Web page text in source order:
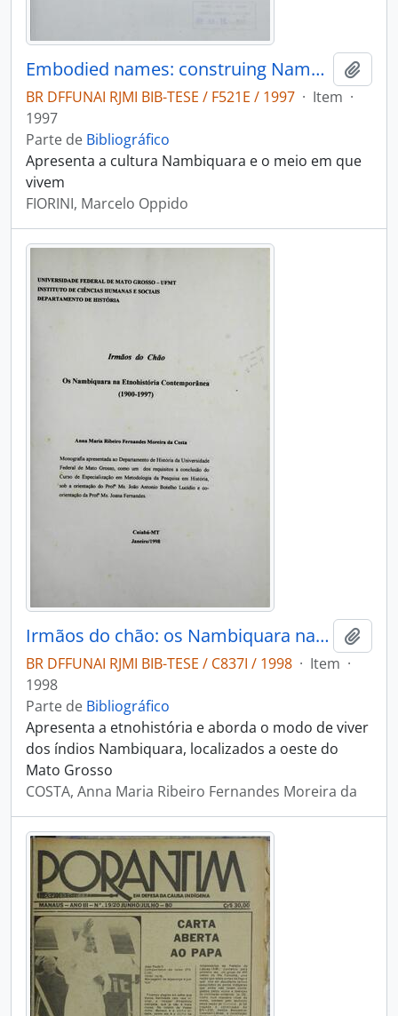
Embodied names: construing Nambiquara personhood through naming practices
BR DFFUNAI RJMI BIB-TESE / F521E / 1997 · Item ·
1997
Parte de Bibliográfico
Apresenta a cultura Nambiquara e o meio em que
vivem
FIORINI, Marcelo Oppido
Irmãos do chão: os Nambiquara na etnohistória contemporanea (1900-1997)
BR DFFUNAI RJMI BIB-TESE / C837I / 1998 · Item ·
1998
Parte de Bibliográfico
Apresenta a etnohistória e aborda o modo de viver
dos índios Nambiquara, localizados a oeste do
Mato Grosso
COSTA, Anna Maria Ribeiro Fernandes Moreira da